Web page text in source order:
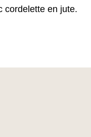
cordelette en jute.